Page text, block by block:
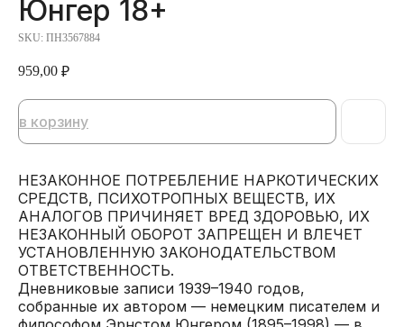
Юнгер 18+
SKU: ПН3567884
959,00 ₽
в корзину
НЕЗАКОННОЕ ПОТРЕБЛЕНИЕ НАРКОТИЧЕСКИХ
СРЕДСТВ, ПСИХОТРОПНЫХ ВЕЩЕСТВ, ИХ
АНАЛОГОВ ПРИЧИНЯЕТ ВРЕД ЗДОРОВЬЮ, ИХ
НЕЗАКОННЫЙ ОБОРОТ ЗАПРЕЩЕН И ВЛЕЧЕТ
УСТАНОВЛЕННУЮ ЗАКОНОДАТЕЛЬСТВОМ
ОТВЕТСТВЕННОСТЬ.
Дневниковые записи 1939–1940 годов,
собранные их автором — немецким писателем и